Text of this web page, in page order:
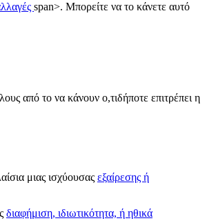
span>. Μπορείτε να το κάνετε αυτό
από το να κάνουν ο,τιδήποτε επιτρέπει η
μιας ισχύουσας εξαίρεσης ή
διαφήμιση, ιδιωτικότητα, ή ηθικά